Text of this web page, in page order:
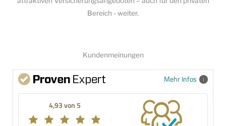
Bereich - weiter.
Kundenmeinungen
Mehr Infos
4,93 von 5